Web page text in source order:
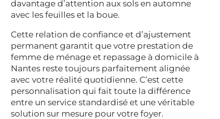
davantage d’attention aux sols en automne
avec les feuilles et la boue.
Cette relation de confiance et d’ajustement
permanent garantit que votre prestation de
femme de ménage et repassage à domicile à
Nantes reste toujours parfaitement alignée
avec votre réalité quotidienne. C’est cette
personnalisation qui fait toute la différence
entre un service standardisé et une véritable
solution sur mesure pour votre foyer.